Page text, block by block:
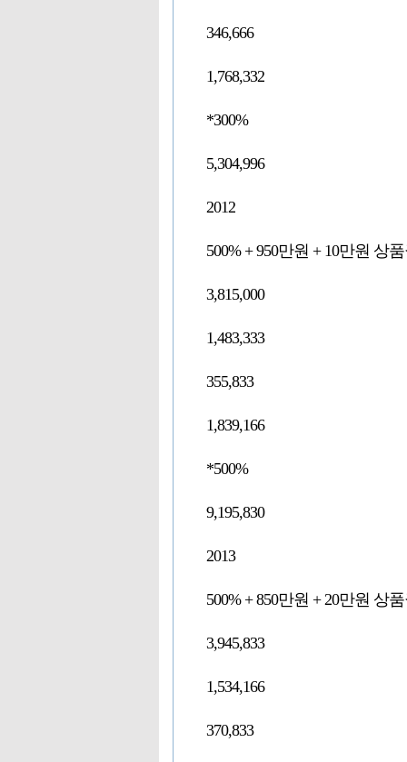
346,666
1,768,332
*300%
5,304,996
2012
500% + 950만원 + 10만원 상
3,815,000
1,483,333
355,833
1,839,166
*500%
9,195,830
2013
500% + 850만원 + 20만원 상
3,945,833
1,534,166
370,833